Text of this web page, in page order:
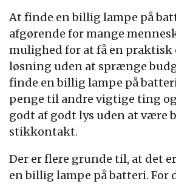
At finde en billig lampe på
afgørende for mange
mulighed for at få en
løsning uden at sprænge
finde en billig lampe på
penge til andre vigtige ting
godt af godt lys uden at være
stikkontakt.
Der er flere grunde til, at det
en billig lampe på batteri. For